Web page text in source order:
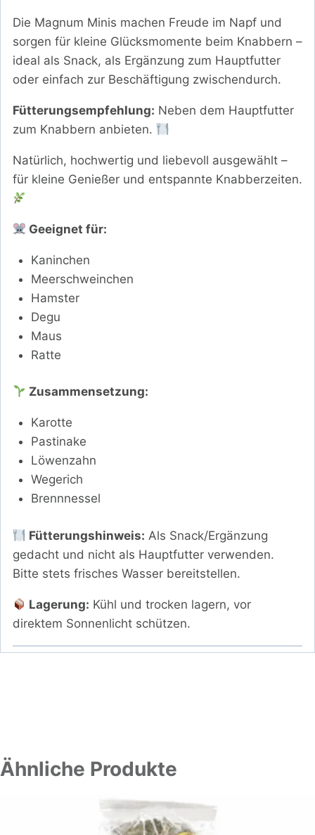
Die Magnum Minis machen Freude im Napf und
sorgen für kleine Glücksmomente beim Knabbern –
ideal als Snack, als Ergänzung zum Hauptfutter
oder einfach zur Beschäftigung zwischendurch.
Fütterungsempfehlung: Neben dem Hauptfutter
zum Knabbern anbieten.
Natürlich, hochwertig und liebevoll ausgewählt –
für kleine Genießer und entspannte Knabberzeiten.
Geeignet für:
Kaninchen
Meerschweinchen
Hamster
Degu
Maus
Ratte
Zusammensetzung:
Karotte
Pastinake
Löwenzahn
Wegerich
Brennnessel
Fütterungshinweis: Als Snack/Ergänzung
gedacht und nicht als Hauptfutter verwenden.
Bitte stets frisches Wasser bereitstellen.
Lagerung: Kühl und trocken lagern, vor
direktem Sonnenlicht schützen.
Ähnliche Produkte